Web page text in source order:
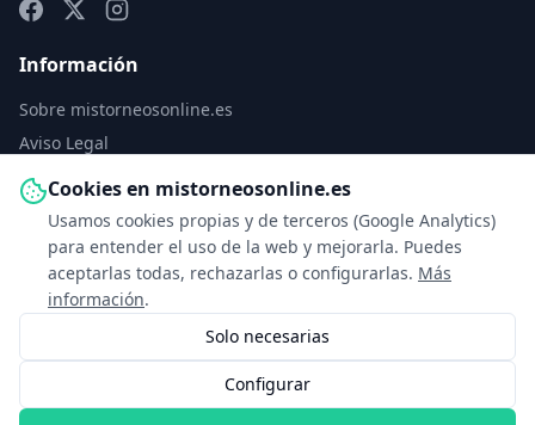
Cookies en mistorneosonline.es
Usamos cookies propias y de terceros (Google Analytics)
para entender el uso de la web y mejorarla. Puedes
aceptarlas todas, rechazarlas o configurarlas. Más
información.
Solo necesarias
Configurar
Información
Sobre mistorneosonline.es
Aviso Legal
Política de Privacidad
Política de Cookies
Configurar cookies
Contacto
info@mistorneosonline.es